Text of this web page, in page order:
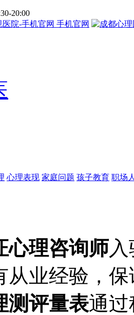
20:00
手机官网
心理表现 家庭问题 孩子教育 职场
心理咨询师
从业经验，
测评量表通